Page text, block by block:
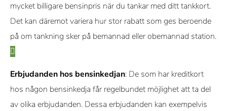
mycket billigare bensinpris när du tankar med ditt tankkort.
Det kan däremot variera hur stor rabatt som ges beroende
på om tankning sker på bemannad eller obemannad station.
Erbjudanden hos bensinkedjan: De som har kreditkort
hos någon bensinkedja får regelbundet möjlighet att ta del
av olika erbjudanden. Dessa erbjudanden kan exempelvis